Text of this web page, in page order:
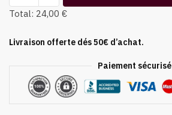
Total: 24,00 €
Livraison offerte dés 50€ d’achat.
Paiement sécurisé